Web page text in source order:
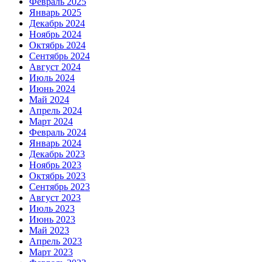
Январь 2025
Декабрь 2024
Ноябрь 2024
Октябрь 2024
Сентябрь 2024
Август 2024
Июль 2024
Июнь 2024
Май 2024
Апрель 2024
Март 2024
Февраль 2024
Январь 2024
Декабрь 2023
Ноябрь 2023
Октябрь 2023
Сентябрь 2023
Август 2023
Июль 2023
Июнь 2023
Май 2023
Апрель 2023
Март 2023